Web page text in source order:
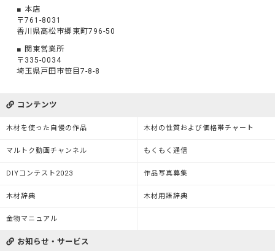
本店
〒761-8031
香川県高松市郷東町796-50
関東営業所
〒335-0034
埼玉県戸田市笹目7-8-8
コンテンツ
木材を使った自慢の作品 木材の性質および価格帯チャート
マルトク動画チャンネル もくもく通信
DIYコンテスト2023 作品写真募集
木材辞典 木材用語辞典
金物マニュアル
お知らせ・サービス